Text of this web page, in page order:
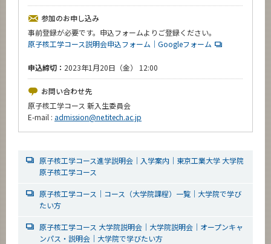
参加のお申し込み
事前登録が必要です。申込フォームよりご登録ください。
原子核工学コース説明会申込フォーム｜Googleフォーム
申込締切： 2023年1月20日（金） 12:00
お問い合わせ先
原子核工学コース 新入生委員会
E-mail : admission@ne.titech.ac.jp
原子核工学コース進学説明会｜入学案内｜東京工業大学 大学院
原子核工学コース
原子核工学コース｜コース（大学院課程）一覧｜大学院で学び
たい方
原子核工学コース 大学院説明会｜大学院説明会｜オープンキャ
ンパス・説明会｜大学院で学びたい方
CLOSE